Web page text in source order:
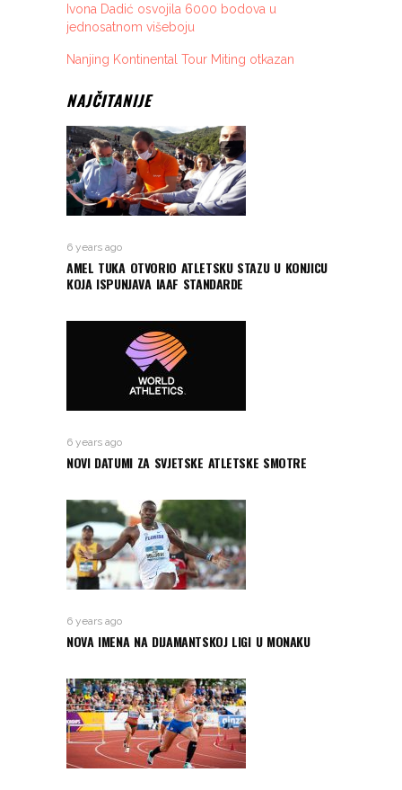
Ivona Dadić osvojila 6000 bodova u
jednosatnom višeboju
Nanjing Kontinental Tour Miting otkazan
NAJČITANIJE
6 years ago
AMEL TUKA OTVORIO ATLETSKU STAZU U KONJICU
KOJA ISPUNJAVA IAAF STANDARDE
6 years ago
NOVI DATUMI ZA SVJETSKE ATLETSKE SMOTRE
6 years ago
NOVA IMENA NA DIJAMANTSKOJ LIGI U MONAKU